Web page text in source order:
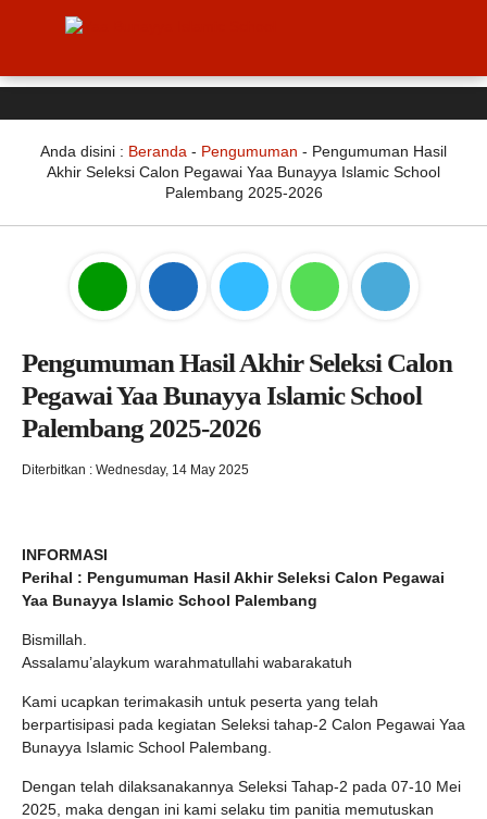
Anda disini : Beranda - Pengumuman - Pengumuman Hasil
Akhir Seleksi Calon Pegawai Yaa Bunayya Islamic School
Palembang 2025-2026
Pengumuman Hasil Akhir Seleksi Calon
Pegawai Yaa Bunayya Islamic School
Palembang 2025-2026
Diterbitkan : Wednesday, 14 May 2025
INFORMASI
Perihal : Pengumuman Hasil Akhir Seleksi Calon Pegawai
Yaa Bunayya Islamic School Palembang
Bismillah.
Assalamu’alaykum warahmatullahi wabarakatuh
Kami ucapkan terimakasih untuk peserta yang telah
berpartisipasi pada kegiatan Seleksi tahap-2 Calon Pegawai Yaa
Bunayya Islamic School Palembang.
Dengan telah dilaksanakannya Seleksi Tahap-2 pada 07-10 Mei
2025, maka dengan ini kami selaku tim panitia memutuskan